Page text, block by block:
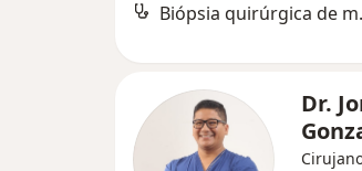
Dr.